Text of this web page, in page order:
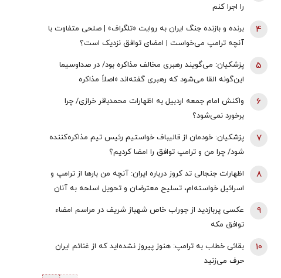
را اجرا کنم
برنده و بازنده جنگ ایران به روایت «تلگراف» | صلحی متفاوت با
آنچه ترامپ می‌خواست | امضای توافق نزدیک است؟
4
پزشکیان: می‌گویند رهبری مخالف مذاکره بود/ در صداوسیما
این‌گونه القا می‌شود که رهبری گفته‌اند «اصلاً مذاکره
5
واکنش امام جمعه اردبیل به اظهارات محمدباقر خرازی/ چرا
برخورد نمی‌شود؟
6
پزشکیان: خودمان از قالیباف خواستیم رئیس تیم مذاکره‌کننده
شود/ چرا من و ترامپ توافق را امضا کردیم؟
7
اظهارات جنجالی تد کروز درباره ایران: آنچه من بارها از ترامپ و
اسرائیل خواسته‌ام، تسلیح معترضان و تحویل اسلحه به آنان
8
عکسی پربازدید از جوراب‌ خاص شهباز شریف در مراسم امضاء
توافق‌ مکه
9
بقائی خطاب به ترامپ: هنوز پیروز نشده‌اید که از غنائم ایران
حرف می‌زنید
10